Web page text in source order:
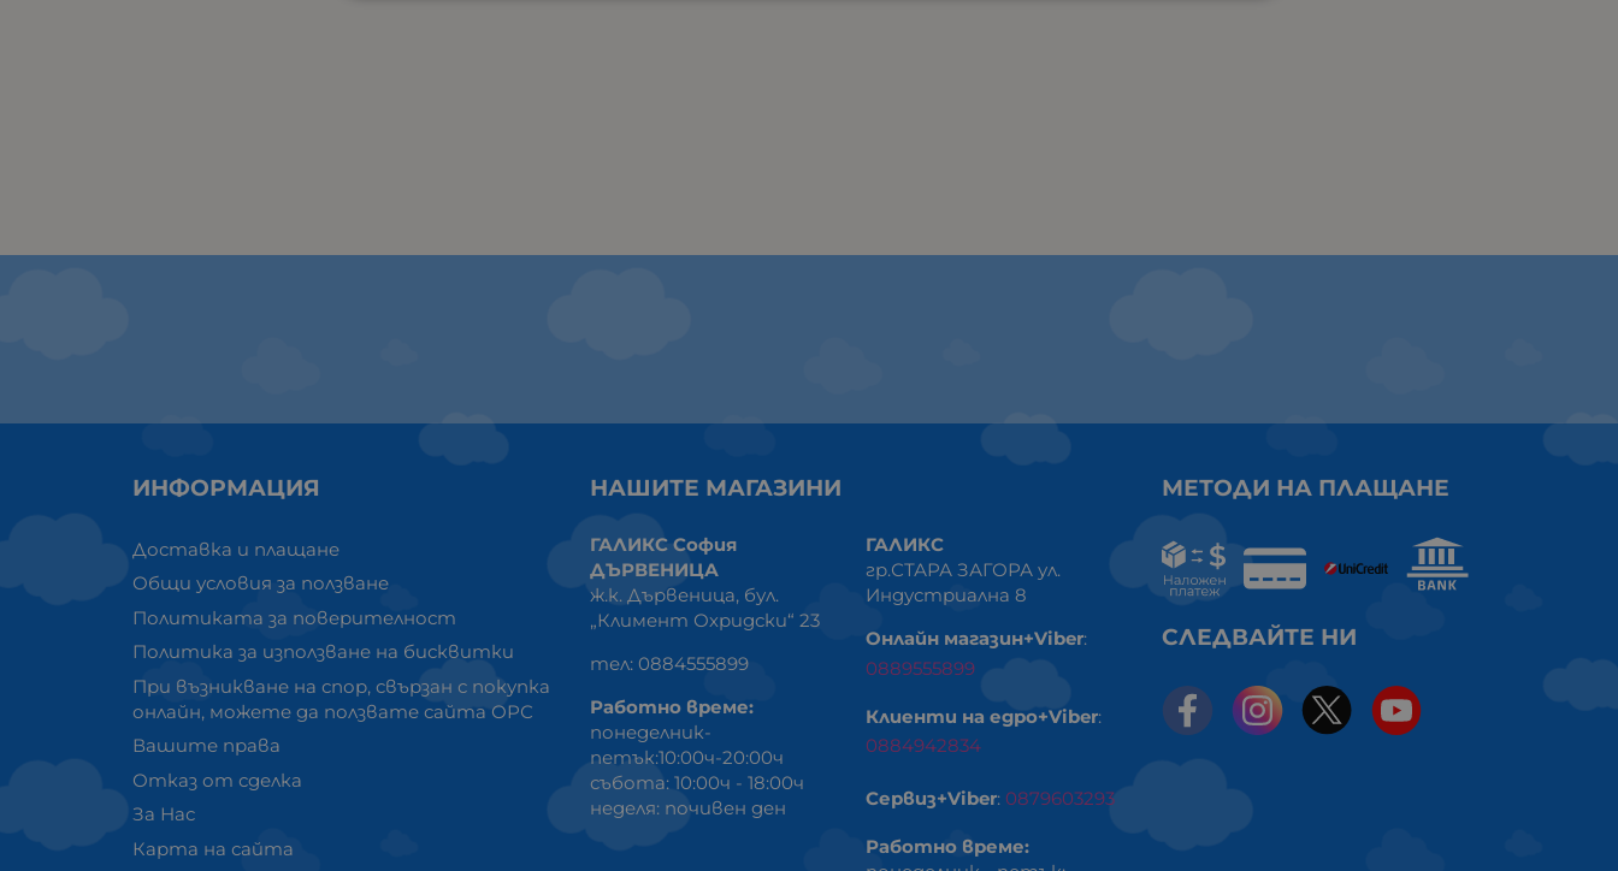
ИНФОРМАЦИЯ
Доставка и плащане
Общи условия за ползване
Политиката за поверителност
Политика за използване на бисквитки
При възникване на спор, свързан с покупка
онлайн, можете да ползвате сайта ОРС
Вашите права
Отказ от сделка
За Нас
Карта на сайта
НАШИТЕ МАГАЗИНИ
ГАЛИКС София
ДЪРВЕНИЦА
ж.к. Дървеница, бул.
„Климент Охридски“ 23
тел: 0884555899
Работно време:
понеделник-
петък:10:00ч-20:00ч
събота: 10:00ч - 18:00ч
неделя: почивен ден
ГАЛИКС
гр.СТАРА ЗАГОРА ул.
Индустриална 8
Онлайн магазин+Viber:
0889555899
Клиенти на едро+Viber:
0884942834
Сервиз+Viber: 0879603293
Работно време:
МЕТОДИ НА ПЛАЩАНЕ
СЛЕДВАЙТЕ НИ